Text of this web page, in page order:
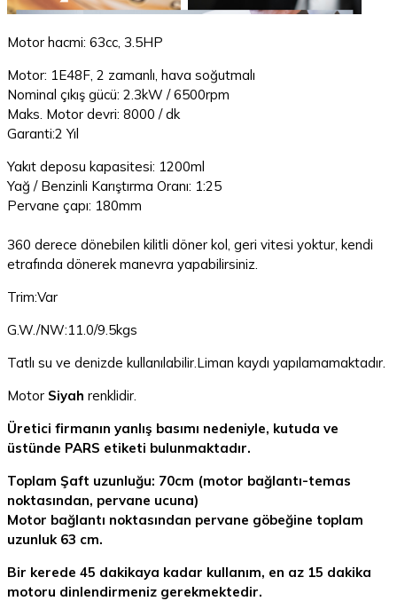
Motor hacmi: 63cc, 3.5HP
Motor: 1E48F, 2 zamanlı, hava soğutmalı
Nominal çıkış gücü: 2.3kW / 6500rpm
Maks. Motor devri: 8000 / dk
Garanti:2 Yıl
Yakıt deposu kapasitesi: 1200ml
Yağ / Benzinli Karıştırma Oranı: 1:25
Pervane çapı: 180mm
360 derece dönebilen kilitli döner kol, geri vitesi yoktur, kendi
etrafında dönerek manevra yapabilirsiniz.
Trim:Var
G.W./NW:11.0/9.5kgs
Tatlı su ve denizde kullanılabilir.Liman kaydı yapılamamaktadır.
Motor Siyah renklidir.
Üretici firmanın yanlış basımı nedeniyle, kutuda ve
üstünde PARS etiketi bulunmaktadır.
Toplam Şaft uzunluğu: 70cm (motor bağlantı-temas
noktasından, pervane ucuna)
Motor bağlantı noktasından pervane göbeğine toplam
uzunluk 63 cm.
Bir kerede 45 dakikaya kadar kullanım, en az 15 dakika
motoru dinlendirmeniz gerekmektedir.